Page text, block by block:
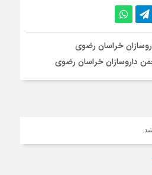
خراسان رضوی
داروسازان خراسان رضوی